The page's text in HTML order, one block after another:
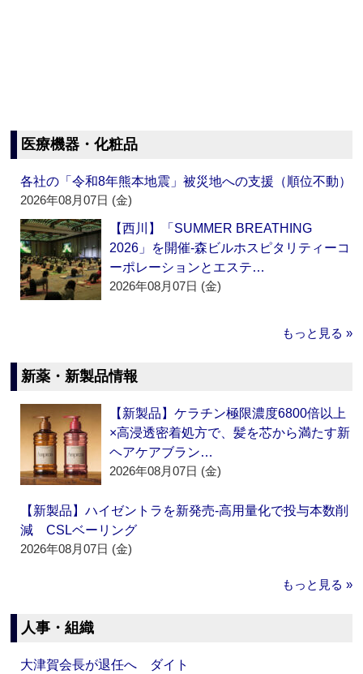
医療機器・化粧品
各社の「令和8年熊本地震」被災地への支援（順位不動）
2026年08月07日 (金)
【西川】「SUMMER BREATHING
2026」を開催‐森ビルホスピタリティーコ
ーポレーションとエステ…
2026年08月07日 (金)
もっと見る »
新薬・新製品情報
【新製品】ケラチン極限濃度6800倍以上
×高浸透密着処方で、髪を芯から満たす新
ヘアケアブラン…
2026年08月07日 (金)
【新製品】ハイゼントラを新発売‐高用量化で投与本数削
減 CSLベーリング
2026年08月07日 (金)
もっと見る »
人事・組織
大津賀会長が退任へ ダイト